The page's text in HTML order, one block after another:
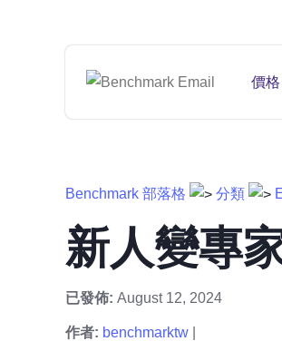
價格
Benchmark 部落格 分類
新人變專
已發佈: August 12, 2024
作者: benchmarktw